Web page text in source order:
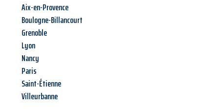
Aix-en-Provence
Boulogne-Billancourt
Grenoble
Lyon
Nancy
Paris
Saint-Étienne
Villeurbanne